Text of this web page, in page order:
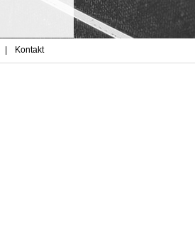
Kontakt